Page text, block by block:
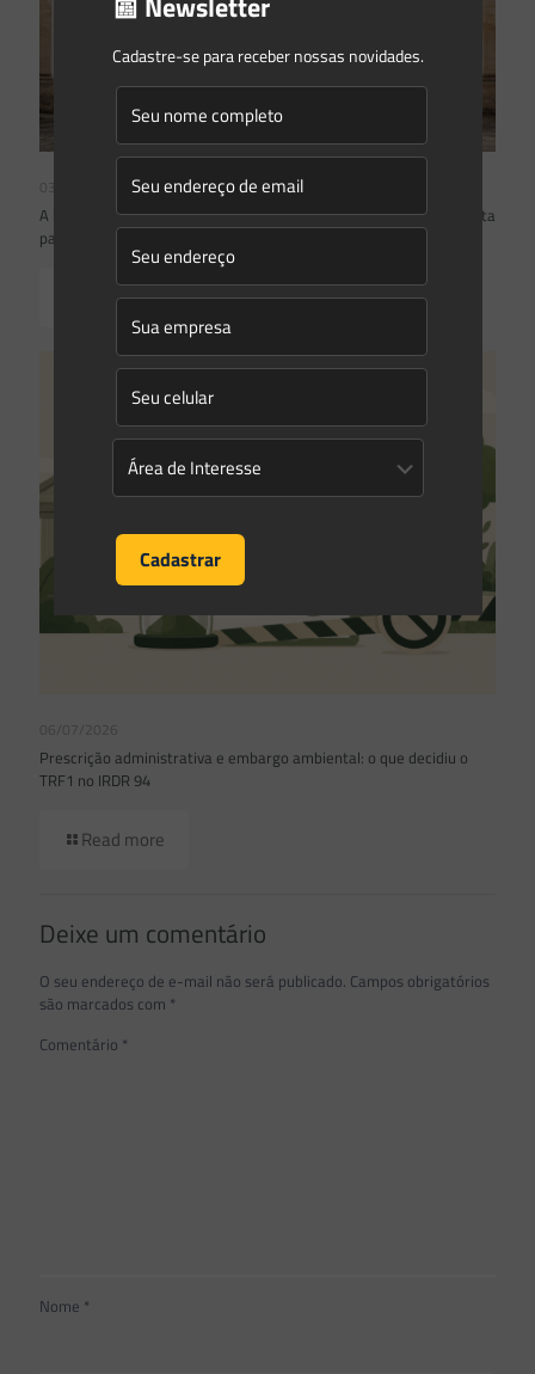
A inclusão de imóvel em inventário de patrimônio cultural não basta
para impor restrições ao direito de propriedade:
Read more
06/07/2026
Prescrição administrativa e embargo ambiental: o que decidiu o
TRF1 no IRDR 94
Read more
Deixe um comentário
O seu endereço de e-mail não será publicado. Campos obrigatórios
são marcados com *
Comentário *
Nome *
Cadastre-se para receber nossas novidades.